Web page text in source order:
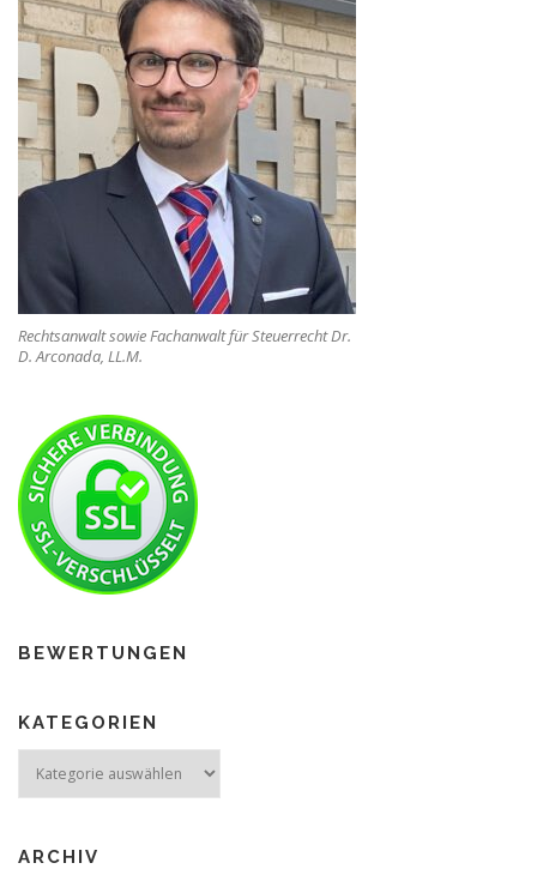
Rechtsanwalt sowie Fachanwalt für Steuerrecht Dr.
D. Arconada, LL.M.
BEWERTUNGEN
KATEGORIEN
ARCHIV